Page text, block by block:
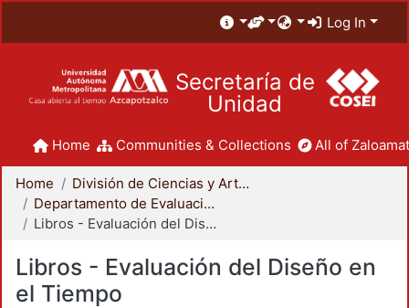
Log In
Secretaría de
Unidad
Home Communities & Collections All of
Home
División de Ciencias y Artes para el Diseño
Departamento de Evaluación del Diseño en el Tiempo
Libros - Evaluación del Diseño en el Tiempo
Libros - Evaluación del Diseño en
el Tiempo